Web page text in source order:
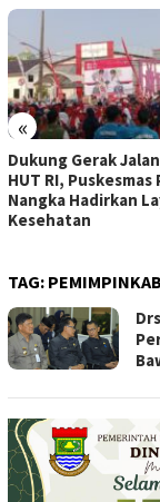
«
Dukung Gerak
HUT RI, Puskesmas
Nangka Hadirkan
Kesehatan
TAG: